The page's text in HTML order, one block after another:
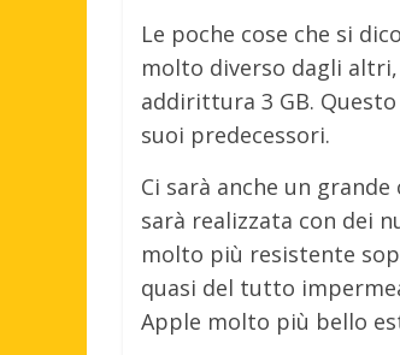
Le poche cose che si
molto diverso dagli
addirittura 3 GB.
suoi predecessori.
Ci sarà anche un
sarà realizzata con dei
molto più resistente
quasi del tutto
Apple molto più bello